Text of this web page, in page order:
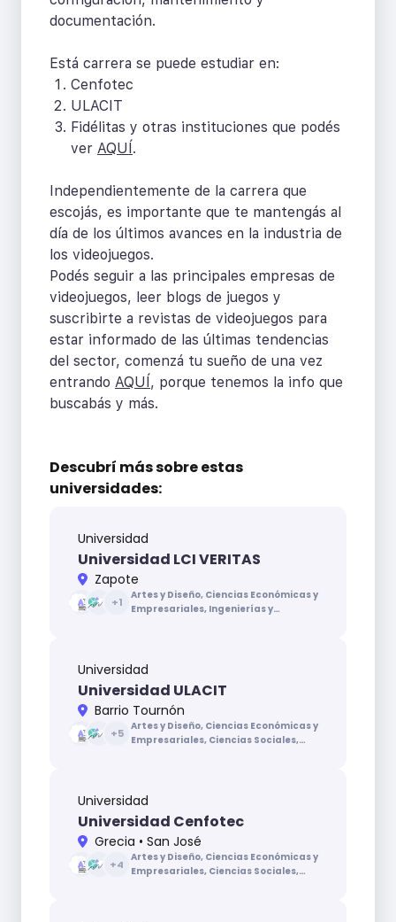
documentación.
Está carrera se puede estudiar en:
Cenfotec
ULACIT
Fidélitas y otras instituciones que podés
ver AQUÍ .
Independientemente de la carrera que
escojás, es importante que te mantengás al
día de los últimos avances en la industria de
los videojuegos.
Podés seguir a las principales empresas de
videojuegos, leer blogs de juegos y
suscribirte a revistas de videojuegos para
estar informado de las últimas tendencias
del sector, comenzá tu sueño de una vez
entrando AQUÍ , porque tenemos la info que
buscabás y más.
Descubrí más sobreestas
universidades:
Universidad
Universidad LCI VERITAS
Zapote
+1
Artes y Diseño, Ciencias Económicas y
Empresariales, Ingenierías y
Universidad
Universidad ULACIT
Barrio Tournón
+5 Artes y Diseño, Ciencias Económicas y
Empresariales, Ciencias Sociales,
Universidad
Universidad Cenfotec
Grecia • San José
+4 Artes y Diseño, Ciencias Económicas y
Empresariales, Ciencias Sociales,